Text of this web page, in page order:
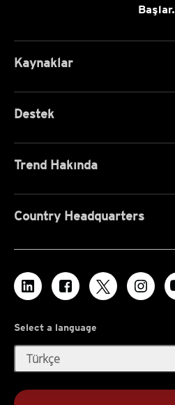
Başlar.
Kaynaklar
Destek
Trend Hakında
Country Headquarters
Select a language
Türkçe